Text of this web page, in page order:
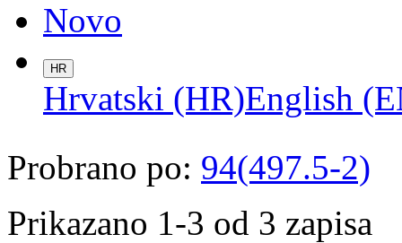
Novo
HR
Hrvatski (HR)English
Probrano po: 94(497.5-2)
Prikazano 1-3 od 3 zapisa